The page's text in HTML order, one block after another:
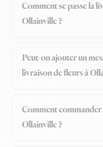
Comment se passe la
Ollainville ?
Peut-on ajouter un
livraison de fleurs à
Comment commander
Ollainville ?